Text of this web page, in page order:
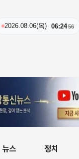
2026.08.06(목) 06:2458
뉴스 정치